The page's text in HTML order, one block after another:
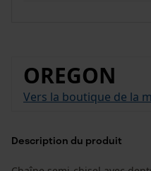
OREGON
Vers la boutique de la
Description du produit